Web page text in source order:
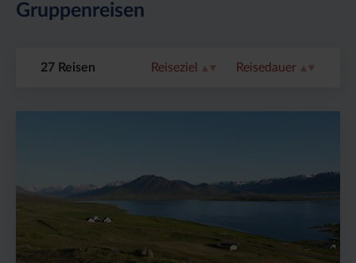
Gruppenreisen
27 Reisen Reiseziel Reisedauer